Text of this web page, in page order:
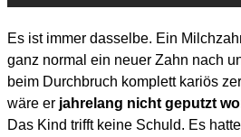
Es ist immer dasselbe. Ein
ganz normal ein neuer Zahn nach
beim Durchbruch komplett kariös
wäre er jahrelang nicht geputzt
Das Kind trifft keine Schuld. Es